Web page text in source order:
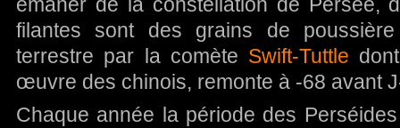
émaner de la constellation de Persée,
filantes sont des grains de poussière
terrestre par la comète Swift-Tuttle
œuvre des chinois, remonte à -68 avant
Chaque année la période des